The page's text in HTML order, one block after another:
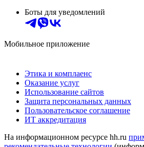
Боты для уведомлений
Мобильное приложение
Этика и комплаенс
Оказание услуг
Использование сайтов
Защита персональных данных
Пользовательское соглашение
ИТ аккредитация
На информационном ресурсе hh.ru